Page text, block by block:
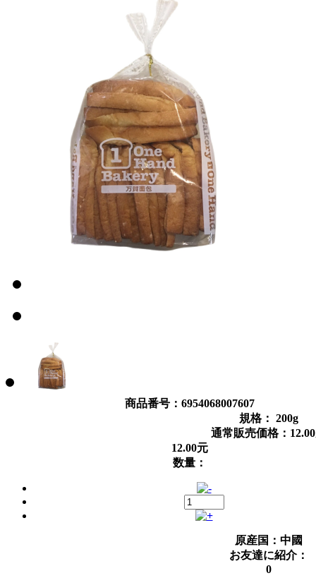
商品番号：6954068007607
規格： 200g
通常販売価格： 12.00
12.00元
数量：
原産国：中國
お友達に紹介：
0